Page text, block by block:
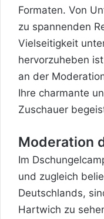
Formaten. Von
zu spannenden
Vielseitigkeit
hervorzuheben
an der
Ihre charmante
Zuschauer
Moderation
Im
und zugleich
Deutschlands,
Hartwich zu